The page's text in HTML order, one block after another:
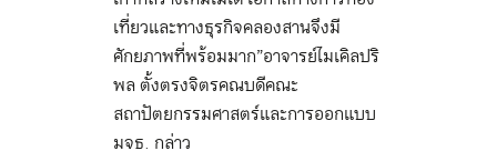
เที่ยวและทางธุรกิจคลองสานจึงมี
ศักยภาพที่พร้อมมาก” อาจารย์ไมเคิลปริ
พล ตั้งตรงจิตร คณบดีคณะ
สถาปัตยกรรมศาสตร์และการออกแบบ
มจธ. กล่าว